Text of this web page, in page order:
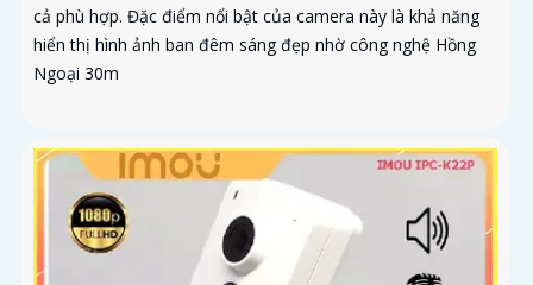
cả phù hợp. Đặc điểm nổi bật của camera này là khả năng
hiển thị hình ảnh ban đêm sáng đẹp nhờ công nghệ Hồng
Ngoại 30m